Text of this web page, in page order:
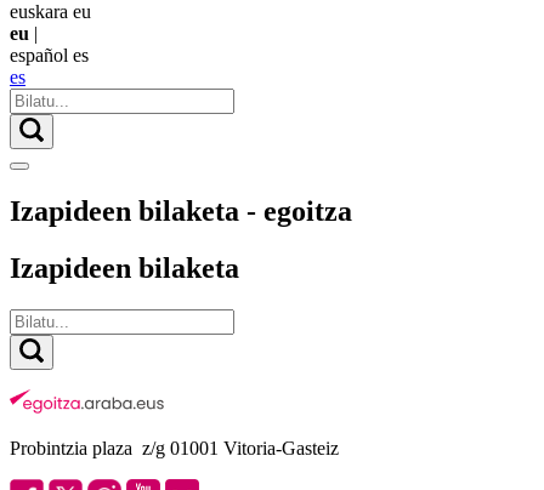
euskara eu
eu |
español es
es
Izapideen bilaketa - egoitza
Izapideen bilaketa
Probintzia plaza z/g 01001 Vitoria-Gasteiz